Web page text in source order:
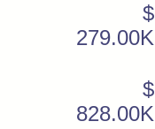
$
279.00K
$
828.00K